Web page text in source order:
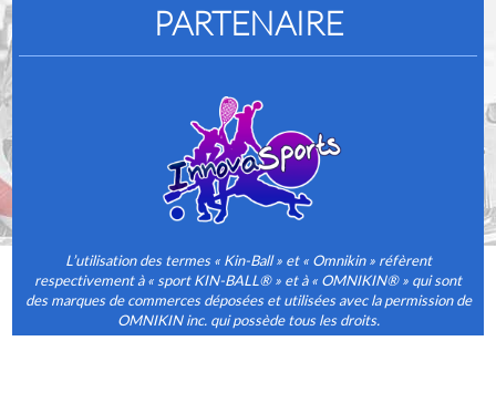
PARTENAIRE
L’utilisation des termes « Kin-Ball » et « Omnikin » réfèrent
respectivement à « sport KIN-BALL® » et à « OMNIKIN® » qui sont
des marques de commerces déposées et utilisées avec la permission de
OMNIKIN inc. qui possède tous les droits.